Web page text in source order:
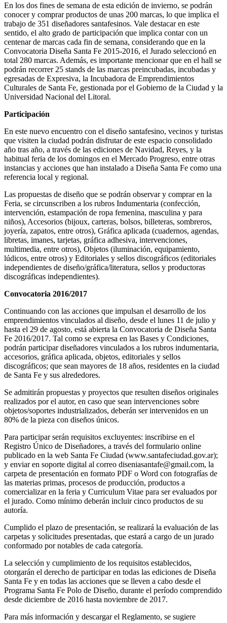
En los dos fines de semana de esta edición de invierno, se podrán
conocer y comprar productos de unas 200 marcas, lo que implica el
trabajo de 351 diseñadores santafesinos. Vale destacar en este
sentido, el alto grado de participación que implica contar con un
centenar de marcas cada fin de semana, considerando que en la
Convocatoria Diseña Santa Fe 2015-2016, el Jurado seleccionó en
total 280 marcas. Además, es importante mencionar que en el hall se
podrán recorrer 25 stands de las marcas preincubadas, incubadas y
egresadas de Expresiva, la Incubadora de Emprendimientos
Culturales de Santa Fe, gestionada por el Gobierno de la Ciudad y la
Universidad Nacional del Litoral.
Participación
En este nuevo encuentro con el diseño santafesino, vecinos y turistas
que visiten la ciudad podrán disfrutar de este espacio consolidado
año tras año, a través de las ediciones de Navidad, Reyes, y la
habitual feria de los domingos en el Mercado Progreso, entre otras
instancias y acciones que han instalado a Diseña Santa Fe como una
referencia local y regional.
Las propuestas de diseño que se podrán observar y comprar en la
Feria, se circunscriben a los rubros Indumentaria (confección,
intervención, estampación de ropa femenina, masculina y para
niños), Accesorios (bijoux, carteras, bolsos, billeteras, sombreros,
joyería, zapatos, entre otros), Gráfica aplicada (cuadernos, agendas,
libretas, imanes, tarjetas, gráfica adhesiva, intervenciones,
multimedia, entre otros), Objetos (iluminación, equipamiento,
lúdicos, entre otros) y Editoriales y sellos discográficos (editoriales
independientes de diseño/gráfica/literatura, sellos y productoras
discográficas independientes).
Convocatoria 2016/2017
Continuando con las acciones que impulsan el desarrollo de los
emprendimientos vinculados al diseño, desde el lunes 11 de julio y
hasta el 29 de agosto, está abierta la Convocatoria de Diseña Santa
Fe 2016/2017. Tal como se expresa en las Bases y Condiciones,
podrán participar diseñadores vinculados a los rubros indumentaria,
accesorios, gráfica aplicada, objetos, editoriales y sellos
discográficos; que sean mayores de 18 años, residentes en la ciudad
de Santa Fe y sus alrededores.
Se admitirán propuestas y proyectos que resulten diseños originales
realizados por el autor, en caso que sean intervenciones sobre
objetos/soportes industrializados, deberán ser intervenidos en un
80% de la pieza con diseños únicos.
Para participar serán requisitos excluyentes: inscribirse en el
Registro Único de Diseñadores, a través del formulario online
publicado en la web Santa Fe Ciudad (www.santafeciudad.gov.ar);
y enviar en soporte digital al correo diseniasantafe@gmail.com, la
carpeta de presentación en formato PDF o Word con fotografías de
las materias primas, procesos de producción, productos a
comercializar en la feria y Curriculum Vitae para ser evaluados por
el jurado. Como mínimo deberán incluir cinco productos de su
autoría.
Cumplido el plazo de presentación, se realizará la evaluación de las
carpetas y solicitudes presentadas, que estará a cargo de un jurado
conformado por notables de cada categoría.
La selección y cumplimiento de los requisitos establecidos,
otorgarán el derecho de participar en todas las ediciones de Diseña
Santa Fe y en todas las acciones que se lleven a cabo desde el
Programa Santa Fe Polo de Diseño, durante el período comprendido
desde diciembre de 2016 hasta noviembre de 2017.
Para más información y descargar el Reglamento, se sugiere